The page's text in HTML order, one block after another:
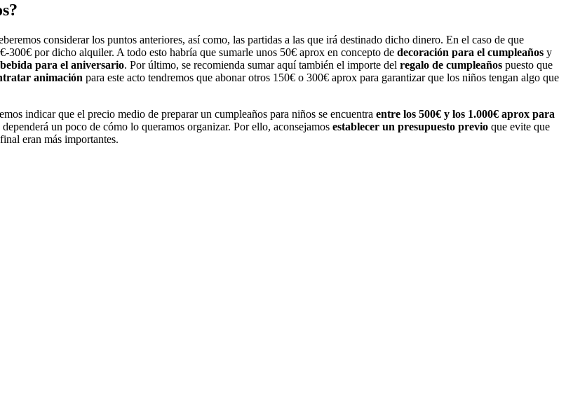
considerar los puntos anteriores, así como, las partidas a las que irá destinado dicho dinero. En el caso de que
300€ por dicho alquiler. A todo esto habría que sumarle unos 50€ aprox en concepto de decoración para el cumpleaños y
para el aniversario. Por último, se recomienda sumar aquí también el importe del regalo de cumpleaños puesto que
animación para este acto tendremos que abonar otros 150€ o 300€ aprox para garantizar que los niños tengan algo que
indicar que el precio medio de preparar un cumpleaños para niños se encuentra entre los 500€ y los 1.000€ aprox para
un poco de cómo lo queramos organizar. Por ello, aconsejamos establecer un presupuesto previo que evite que
eran más importantes.